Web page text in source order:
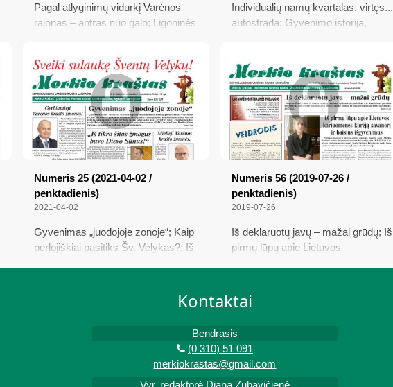
Pagal atlyginimų vidurkį Varėnos
rajonas – antras nuo galo; Ligoninės
mokyklas; „Harmonijai“ – 10 metų
Individualių namų kvartalas, virtęs...
autostrada; Gyvenimo istorija,
Grūdos slėnyje įdarbintos... karvės;
Netikslūs adresai Varėnos krašte:
daugiausia aptinkama Perlojoje
Numeris 25 (2021-04-02 /
penktadienis)
2021-04-02
Gyvenimas „juodojoje zonoje“; Kaip
perlojiškiai pasitiks Šv. Velykas?; Iš
Numeris 56 (2019-07-26 /
penktadienis)
2019-07-26
Iš deklaruotų javų – mažai grūdų; Iš
pirmų lūpų apie Lietuvos
ansamblis pristatė šilinių dzūkų
dainavimo tradiciją
Kontaktai
Bendrasis
(0 310) 51 091
merkiokrastas@gmail.com
Vyr. redaktorė Diana Zubavičienė